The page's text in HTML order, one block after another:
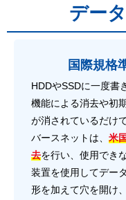
デー
国際規格
HDDやSSDに一度書
機能による消去や初
が消されているだけ
バースネットは、 米
去を行い、使用でき
装置を使用してデー
形を加えて穴を開け、